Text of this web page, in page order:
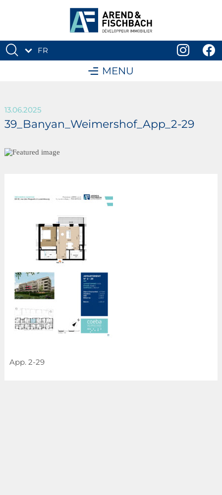
FR
MENU
13.06.2025
39_Banyan_Weimershof_App_2-29
App. 2-29